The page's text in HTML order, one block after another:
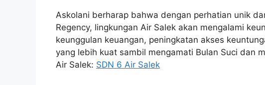
Askolani berharap bahwa dengan perhatian unik
Regency, lingkungan Air Salek akan mengalami
keunggulan keuangan, peningkatan akses
yang lebih kuat sambil mengamati Bulan Suci dan
Air Salek: SDN 6 Air Salek